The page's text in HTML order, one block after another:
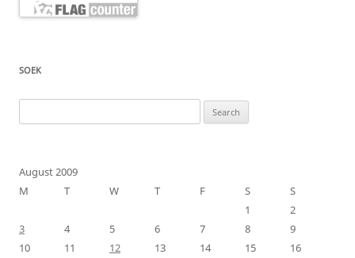
SOEK
for:
August 2009
M
T W T F S
S
1
2
3
4 5 6 7 8
9
10
11 12 13 14 15
16